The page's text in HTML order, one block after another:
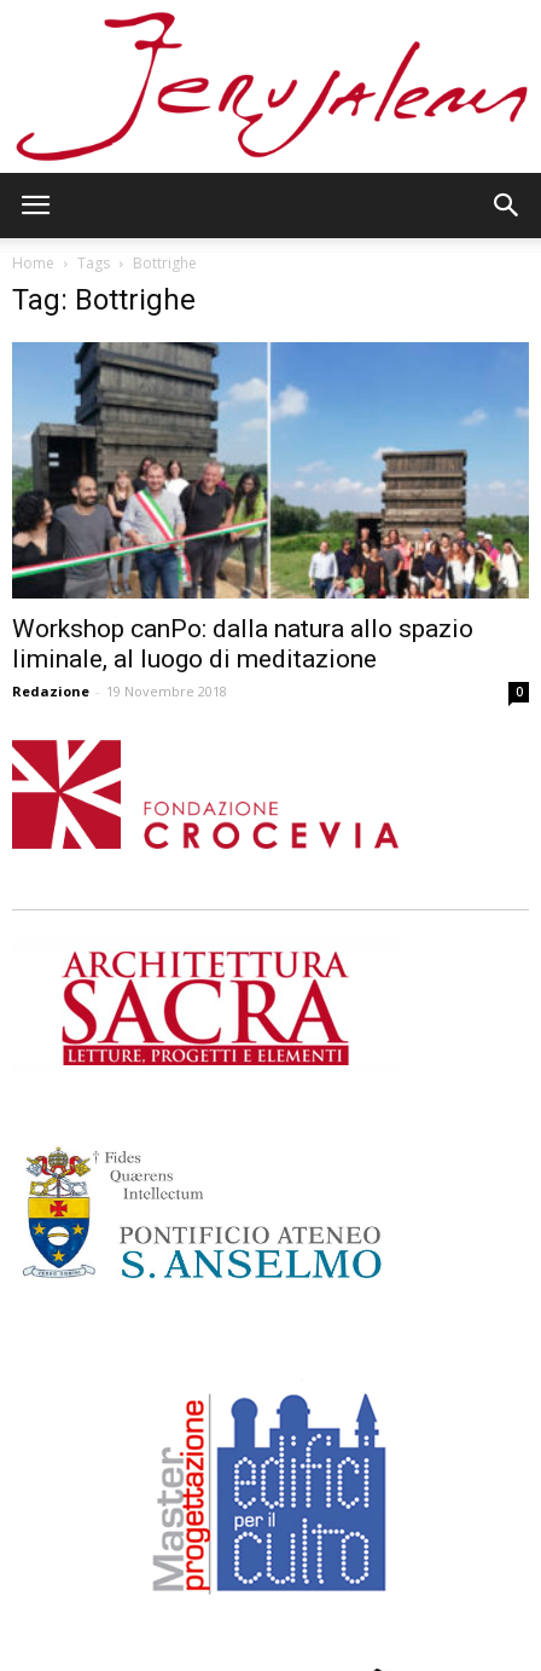
Home Tags Bottrighe
Tag: Bottrighe
Workshop canPo: dalla natura allo spazio
liminale, al luogo di meditazione
Redazione - 19 Novembre 2018 0